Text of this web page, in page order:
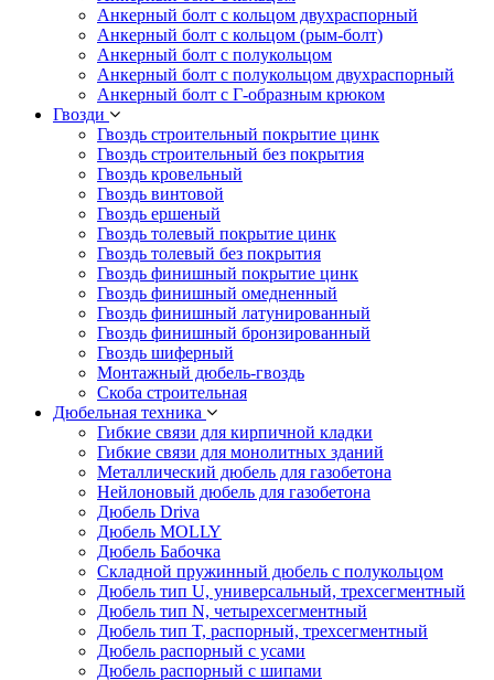
Анкерный болт с кольцом двухраспорный
Анкерный болт с кольцом (рым-болт)
Анкерный болт с полукольцом
Анкерный болт с полукольцом двухраспорный
Анкерный болт с Г-образным крюком
Гвозди
Гвоздь строительный покрытие цинк
Гвоздь строительный без покрытия
Гвоздь кровельный
Гвоздь винтовой
Гвоздь ершеный
Гвоздь толевый покрытие цинк
Гвоздь толевый без покрытия
Гвоздь финишный покрытие цинк
Гвоздь финишный омедненный
Гвоздь финишный латунированный
Гвоздь финишный бронзированный
Гвоздь шиферный
Монтажный дюбель-гвоздь
Скоба строительная
Дюбельная техника
Гибкие связи для кирпичной кладки
Гибкие связи для монолитных зданий
Металлический дюбель для газобетона
Нейлоновый дюбель для газобетона
Дюбель Driva
Дюбель MOLLY
Дюбель Бабочка
Складной пружинный дюбель с полукольцом
Дюбель тип U, универсальный, трехсегментный
Дюбель тип N, четырехсегментный
Дюбель тип T, распорный, трехсегментный
Дюбель распорный с усами
Дюбель распорный с шипами